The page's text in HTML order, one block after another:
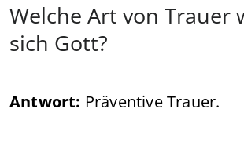
Welche Art von Trauer
sich Gott?
Antwort: Präventive Trauer.